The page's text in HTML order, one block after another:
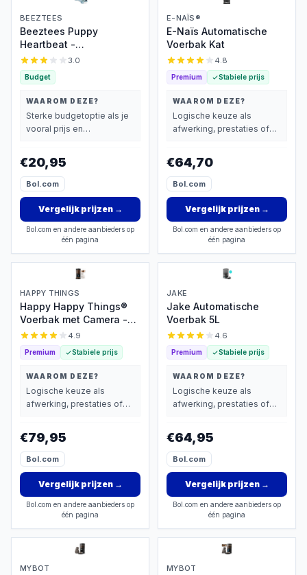
BEEZTEES
Beeztees Puppy
Heartbeat -
Puppyknuffel met
hartslagfunctie
3.0
Budget
WAAROM DEZE?
Sterke budgetoptie als je
vooral prijs en
€20,95
Bol.com
Vergelijk prijzen→
Bol.com en andere aanbieders op
één pagina
E-NAÏS®
E-Naïs Automatische
Voerbak Kat
4.8
Premium Stabiele prijs
WAAROM DEZE?
Logische keuze als
afwerking, prestaties of
€64,70
Bol.com
Vergelijk prijzen→
Bol.com en andere aanbieders op
één pagina
HAPPY THINGS
Happy Happy Things®
Voerbak met Camera -
4L RVS
4.9
Premium Stabiele prijs
WAAROM DEZE?
Logische keuze als
afwerking, prestaties of
€79,95
Bol.com
Vergelijk prijzen→
Bol.com en andere aanbieders op
één pagina
JAKE
Jake Automatische
Voerbak 5L
4.6
Premium Stabiele prijs
WAAROM DEZE?
Logische keuze als
afwerking, prestaties of
€64,95
Bol.com
Vergelijk prijzen→
Bol.com en andere aanbieders op
één pagina
MYBOT MYBOT